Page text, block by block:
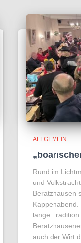
ALLGEMEIN
Rund im
und
Beratzhausen
Kappenabend.
lange
auch der Wirt